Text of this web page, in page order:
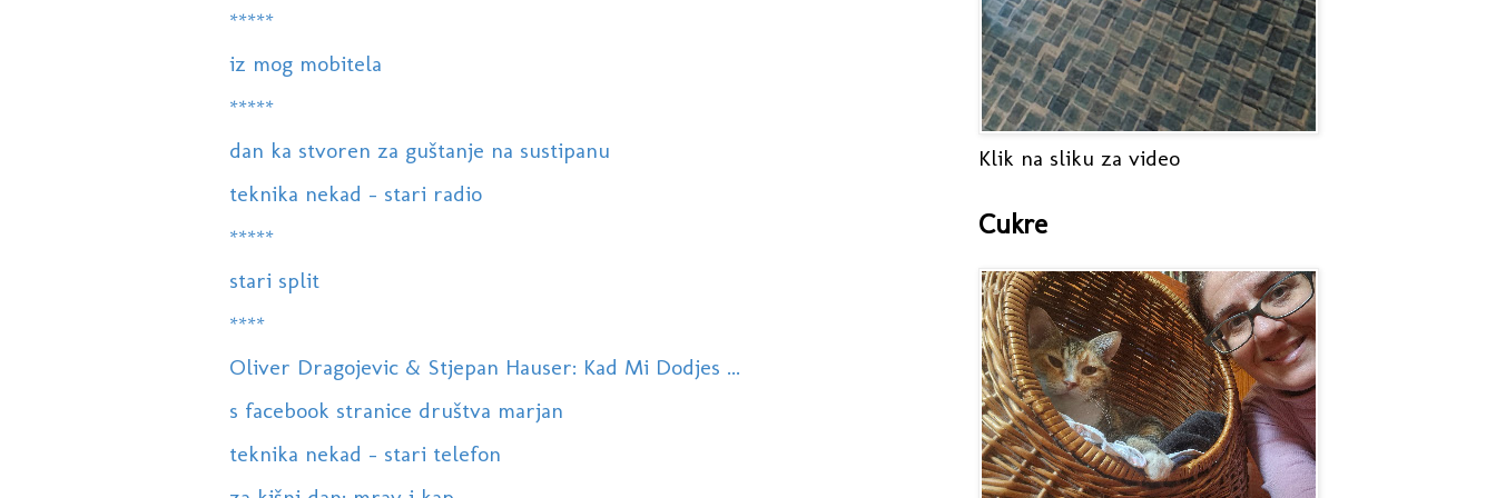
*****
iz mog mobitela
*****
dan ka stvoren za guštanje na sustipanu
teknika nekad - stari radio
*****
stari split
****
Oliver Dragojevic & Stjepan Hauser: Kad Mi Dodjes ...
s facebook stranice društva marjan
teknika nekad - stari telefon
Klik na sliku za video
Cukre